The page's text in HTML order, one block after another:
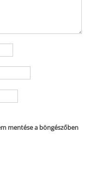
mentése a böngészőben